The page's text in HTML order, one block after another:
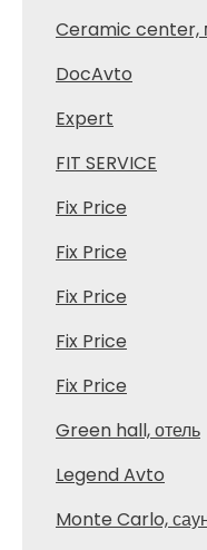
Ceramic center,
DocAvto
Expert
FIT SERVICE
Fix Price
Fix Price
Fix Price
Fix Price
Fix Price
Green hall, отель
Legend Avto
Monte Carlo,